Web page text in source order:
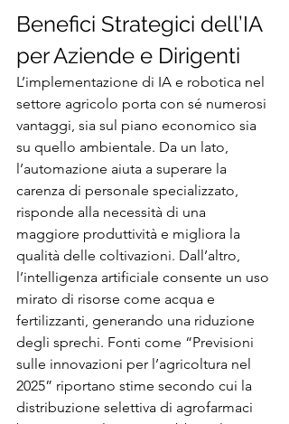
Benefici Strategici dell’IA
per Aziende e Dirigenti
L’implementazione di IA e robotica nel
settore agricolo porta con sé numerosi
vantaggi, sia sul piano economico sia
su quello ambientale. Da un lato,
l’automazione aiuta a superare la
carenza di personale specializzato,
risponde alla necessità di una
maggiore produttività e migliora la
qualità delle coltivazioni. Dall’altro,
l’intelligenza artificiale consente un uso
mirato di risorse come acqua e
fertilizzanti, generando una riduzione
degli sprechi. Fonti come “Previsioni
sulle innovazioni per l’agricoltura nel
2025” riportano stime secondo cui la
distribuzione selettiva di agrofarmaci